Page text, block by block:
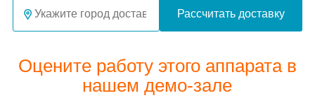
Рассчитать доставку
Оцените работу этого аппарата в
нашем демо-зале